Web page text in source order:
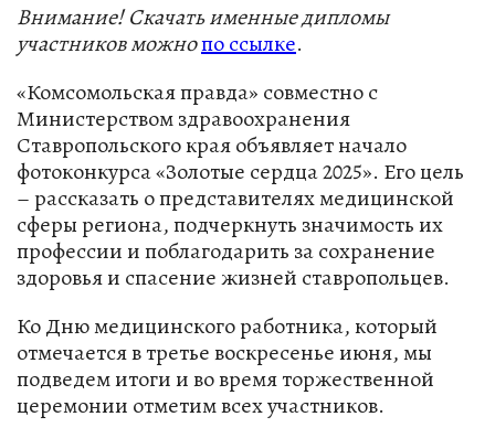
Внимание! Скачать именные дипломы
участников можнопо ссылке.
«Комсомольская правда» совместно с
Министерством здравоохранения
Ставропольского края объявляет начало
фотоконкурса «Золотые сердца 2025». Его цель
– рассказать о представителях медицинской
сферы региона, подчеркнуть значимость их
профессии и поблагодарить за сохранение
здоровья и спасение жизней ставропольцев.
Ко Дню медицинского работника, который
отмечается в третье воскресенье июня, мы
подведем итоги и во время торжественной
церемонии отметим всех участников.